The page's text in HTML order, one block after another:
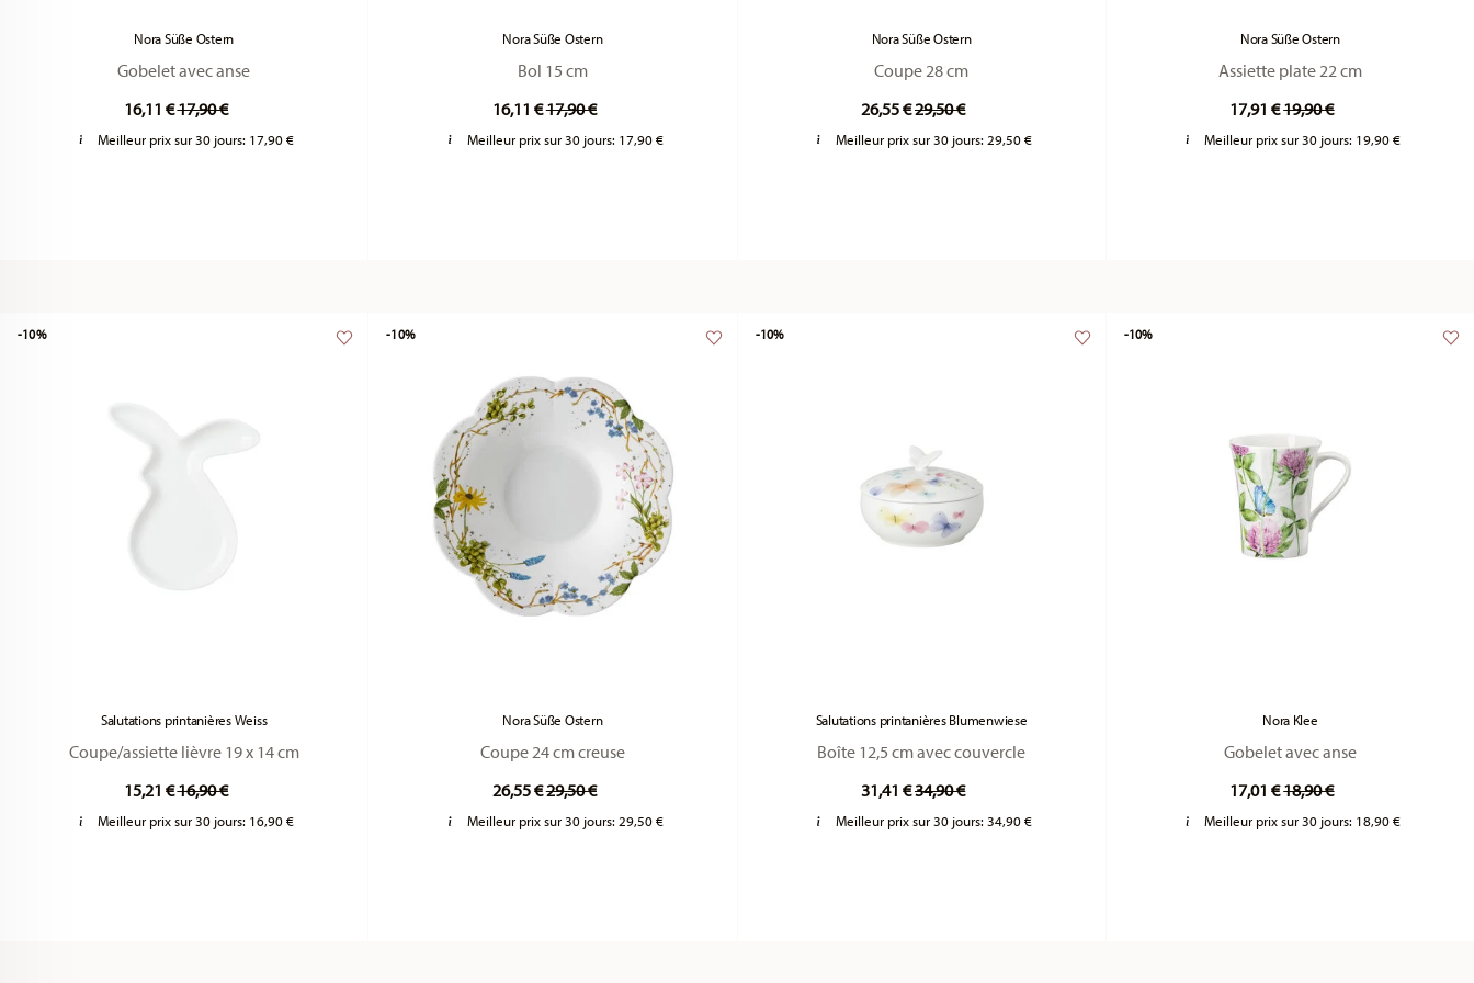
Nora Süße Ostern
Gobelet avec anse
16,11 €Price reduced from
17,90 €to
Meilleur prix sur 30 jours: 17,90 €
Nora Süße Ostern
Bol 15 cm
16,11 €Price reduced from
17,90 €to
Meilleur prix sur 30 jours: 17,90 €
Nora Süße Ostern
Coupe 28 cm
26,55 €Price reduced from
29,50 €to
Meilleur prix sur 30 jours: 29,50 €
Nora Süße Ostern
Assiette plate 22 cm
17,91 €Price reduced from
19,90 €to
Meilleur prix sur 30 jours: 19,90 €
Salutations printanières Weiss
Coupe/assiette lièvre 19 x 14 cm
15,21 €Price reduced from
16,90 €to
Meilleur prix sur 30 jours: 16,90 €
-10%
Nora Süße Ostern
Coupe 24 cm creuse
26,55 €Price reduced from
29,50 €to
Meilleur prix sur 30 jours: 29,50 €
-10%
Salutations printanières Blumenwiese
Boîte 12,5 cm avec couvercle
31,41 €Price reduced from
34,90 €to
Meilleur prix sur 30 jours: 34,90 €
-10%
Nora Klee
Gobelet avec anse
17,01 €Price reduced from
18,90 €to
Meilleur prix sur 30 jours: 18,90 €
-10%